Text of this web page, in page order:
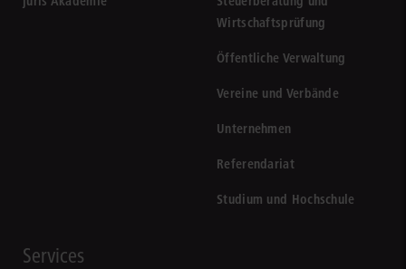
Wirtschaftsprüfung
Öffentliche Verwaltung
Vereine und Verbände
Unternehmen
Referendariat
Studium und Hochschule
Services